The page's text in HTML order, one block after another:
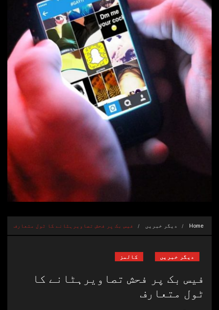
Home دیگر خبریں فیس بک پر فحش تصاویرہٹانے کا ٹول متعارف
دیگر خبریں کالمز
فیس بک پر فحش تصاویرہٹانے کا
ٹول متعارف